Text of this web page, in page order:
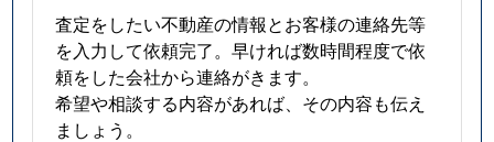
査定をしたい不動産の情報とお客様の連絡先等
を入力して依頼完了。早ければ数時間程度で依
頼をした会社から連絡がきます。
希望や相談する内容があれば、その内容も伝え
ましょう。